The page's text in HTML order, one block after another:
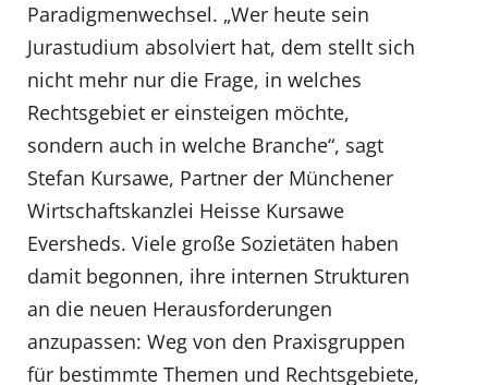
Paradigmenwechsel. „Wer heute sein
Jurastudium absolviert hat, dem stellt sich
nicht mehr nur die Frage, in welches
Rechtsgebiet er einsteigen möchte,
sondern auch in welche Branche“, sagt
Stefan Kursawe, Partner der Münchener
Wirtschaftskanzlei Heisse Kursawe
Eversheds. Viele große Sozietäten haben
damit begonnen, ihre internen Strukturen
an die neuen Herausforderungen
anzupassen: Weg von den Praxisgruppen
für bestimmte Themen und Rechtsgebiete,